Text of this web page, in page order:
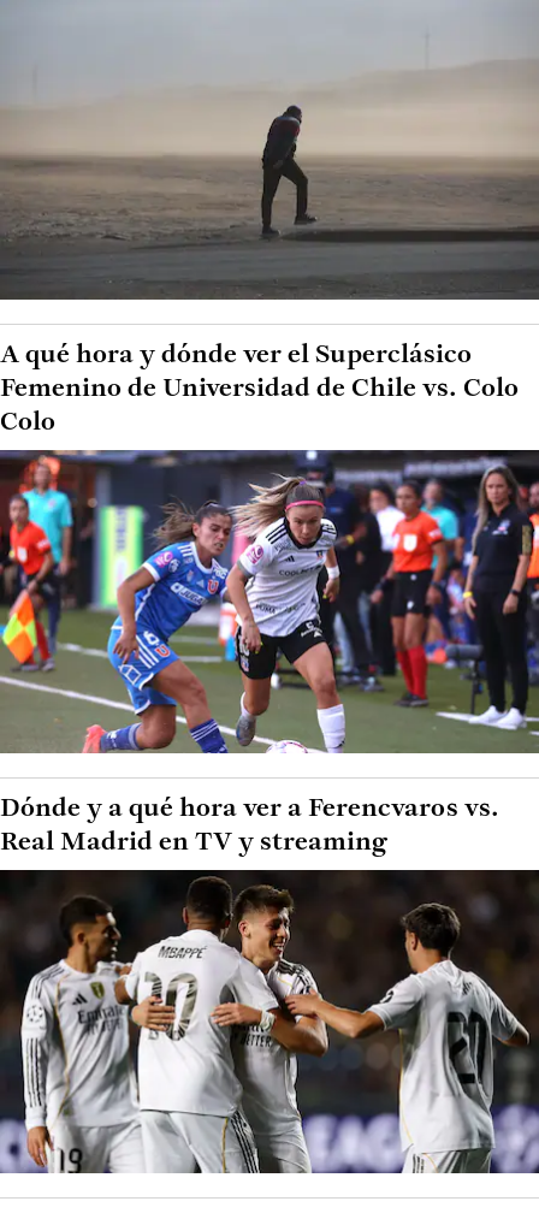
A qué hora y dónde ver el Superclásico
Femenino de Universidad de Chile vs. Colo
Colo
Dónde y a qué hora ver a Ferencvaros vs.
Real Madrid en TV y streaming